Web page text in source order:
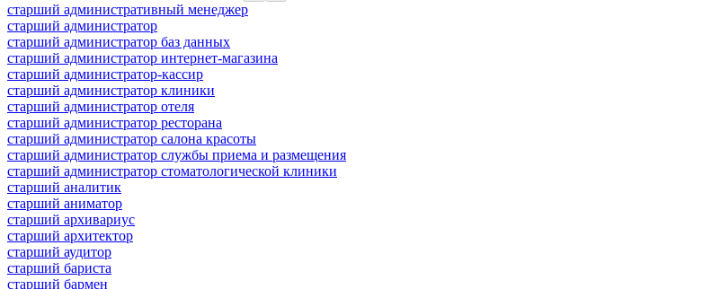
старший административный менеджер
старший администратор
старший администратор баз данных
старший администратор интернет-магазина
старший администратор-кассир
старший администратор клиники
старший администратор отеля
старший администратор ресторана
старший администратор салона красоты
старший администратор службы приема и размещения
старший администратор стоматологической клиники
старший аналитик
старший аниматор
старший архивариус
старший архитектор
старший аудитор
старший бариста
старший бармен